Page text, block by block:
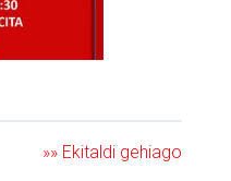
»» Ekitaldi gehiago